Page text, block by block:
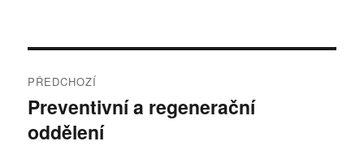
pro
příspěvek
PŘEDCHOZÍ
Předchozí
příspěvek:
Preventivní a regenerační
oddělení